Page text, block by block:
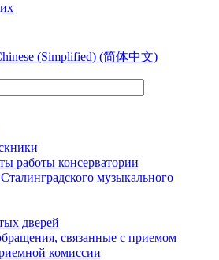
работы консерватории
музыкального
дверей
связанные с приемом
комиссии